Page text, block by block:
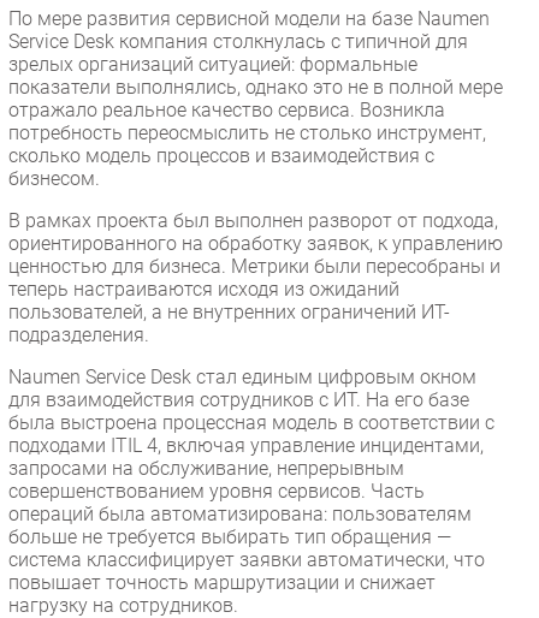
Проекты
IT класс
Тестовый стенд
Каталог компаний
По мере развития сервисной модели на базе Naumen
Service Desk компания столкнулась с типичной для
зрелых организаций ситуацией: формальные
показатели выполнялись, однако это не в полной мере
отражало реальное качество сервиса. Возникла
потребность переосмыслить не столько инструмент,
сколько модель процессов и взаимодействия с
бизнесом.
В рамках проекта был выполнен разворот от подхода,
ориентированного на обработку заявок, к управлению
ценностью для бизнеса. Метрики были пересобраны и
теперь настраиваются исходя из ожиданий
пользователей, а не внутренних ограничений ИТ-
подразделения.
Naumen Service Desk стал единым цифровым окном
для взаимодействия сотрудников с ИТ. На его базе
была выстроена процессная модель в соответствии с
подходами ITIL 4, включая управление инцидентами,
запросами на обслуживание, непрерывным
совершенствованием уровня сервисов. Часть
операций была автоматизирована: пользователям
больше не требуется выбирать тип обращения —
система классифицирует заявки автоматически, что
повышает точность маршрутизации и снижает
нагрузку на сотрудников.